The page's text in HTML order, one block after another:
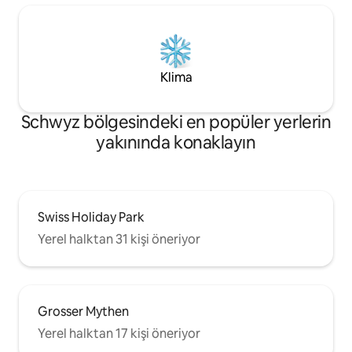
Klima
Schwyz bölgesindeki en popüler yerlerin
yakınında konaklayın
Swiss Holiday Park
Yerel halktan 31 kişi öneriyor
Grosser Mythen
Yerel halktan 17 kişi öneriyor